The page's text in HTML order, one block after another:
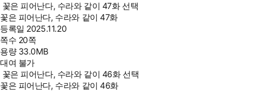
꽃은 피어난다, 수라와 같이 47화 선택
꽃은 피어난다, 수라와 같이 47화
등록일 2025.11.20
쪽수 20쪽
용량 33.0MB
대여 불가
꽃은 피어난다, 수라와 같이 46화 선택
꽃은 피어난다, 수라와 같이 46화